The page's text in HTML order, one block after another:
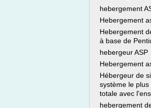
hebergement
Hebergement
Hebergement
à base de
hebergeur ASP
Hebergement
Hébergeur de
système le
totale avec
hebergement